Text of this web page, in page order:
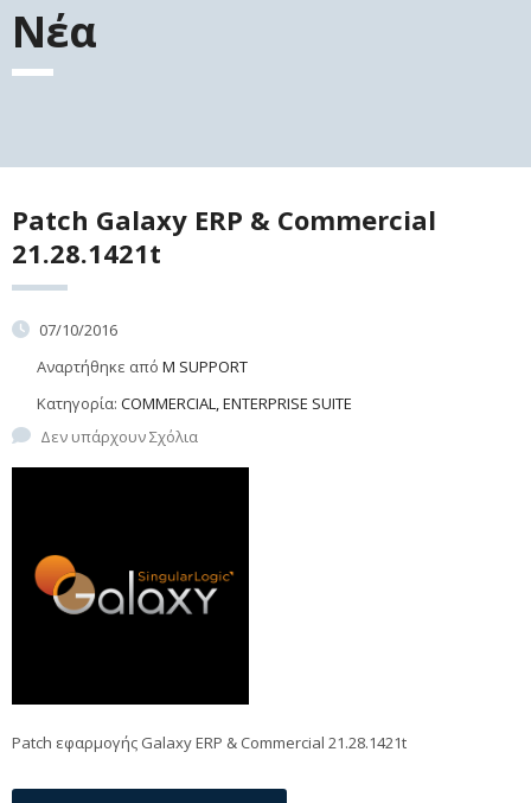
Νέα
Patch Galaxy ERP & Commercial
21.28.1421t
07/10/2016
Αναρτήθηκε από M SUPPORT
Κατηγορία: COMMERCIAL, ENTERPRISE SUITE
Δεν υπάρχουν Σχόλια
Patch εφαρμογής Galaxy ERP & Commercial 21.28.1421t